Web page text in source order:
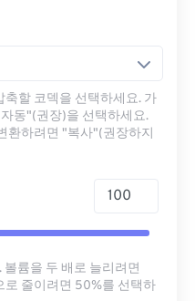
할 코덱을 선택하세요. 가
동"(권장)을 선택하세요.
환하려면 "복사"(권장하지
륨을 두 배로 늘리려면
줄이려면 50%를 선택하